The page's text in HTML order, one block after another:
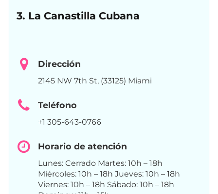
3. La Canastilla Cubana
Dirección
2145 NW 7th St, (33125) Miami
Teléfono
+1 305-643-0766
Horario de atención
Lunes: Cerrado Martes: 10h – 18h
Miércoles: 10h – 18h Jueves: 10h – 18h
Viernes: 10h – 18h Sábado: 10h – 18h